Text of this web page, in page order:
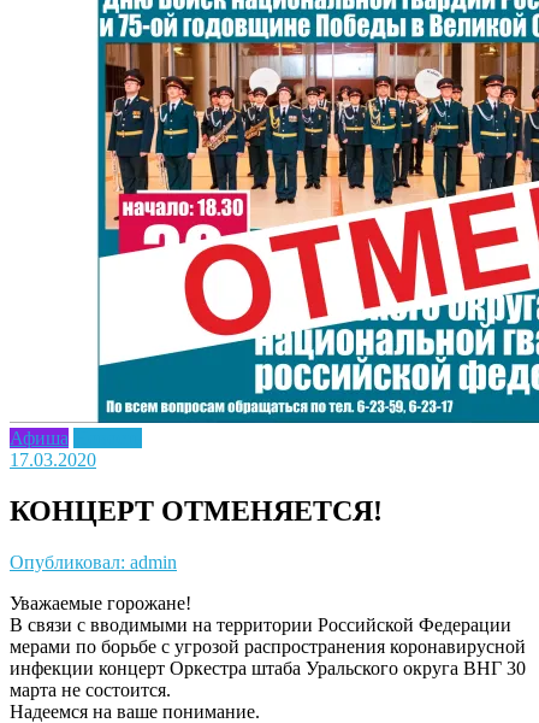
Афиша
17.03.2020
КОНЦЕРТ ОТМЕНЯЕТСЯ!
Опубликовал: admin
Уважаемые горожане!
В связи с вводимыми на территории Российской Федерации
мерами по борьбе с угрозой распространения коронавирусной
инфекции концерт Оркестра штаба Уральского округа ВНГ 30
марта не состоится.
Надеемся на ваше понимание.